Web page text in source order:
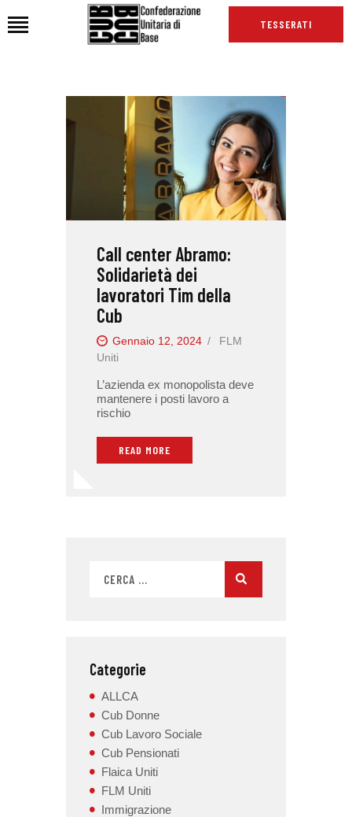
TESSERATI
CHI SIAMO
PODCAST CUB
INTERNAZIONALE
RASSEGNA STAMPA
Call center Abramo:
Solidarietà dei
lavoratori Tim della
Cub
Gennaio 12, 2024
FLM
Uniti
L’azienda ex monopolista deve
mantenere i posti lavoro a
rischio
READ MORE
Categorie
ALLCA
Cub Donne
Cub Lavoro Sociale
Cub Pensionati
Flaica Uniti
FLM Uniti
Immigrazione